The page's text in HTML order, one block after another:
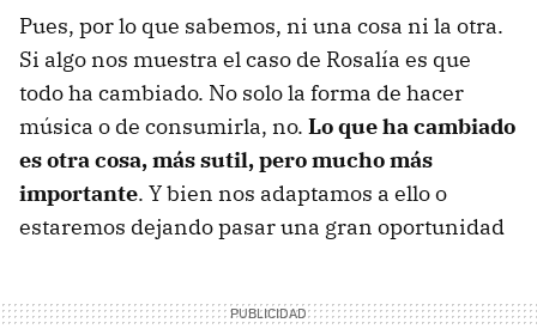
Pues, por lo que sabemos, ni una cosa ni la otra.
Si algo nos muestra el caso de Rosalía es que
todo ha cambiado. No solo la forma de hacer
música o de consumirla, no. Lo que ha cambiado
es otra cosa, más sutil, pero mucho más
importante. Y bien nos adaptamos a ello o
estaremos dejando pasar una gran oportunidad